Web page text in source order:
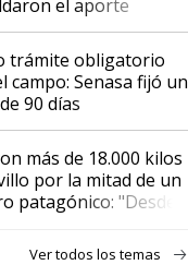
currículum"
el aporte
trámite obligatorio
campo: Senasa fijó un
90 días
más de 18.000 kilos
por la mitad de un
patagónico: "Desde
la atención"
Ver todos los temas